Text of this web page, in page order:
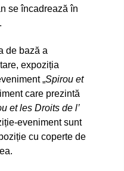
se încadrează în
de bază a
expoziția
„Spirou et
care prezintă
et les Droits de l’
eveniment sunt
cu coperte de